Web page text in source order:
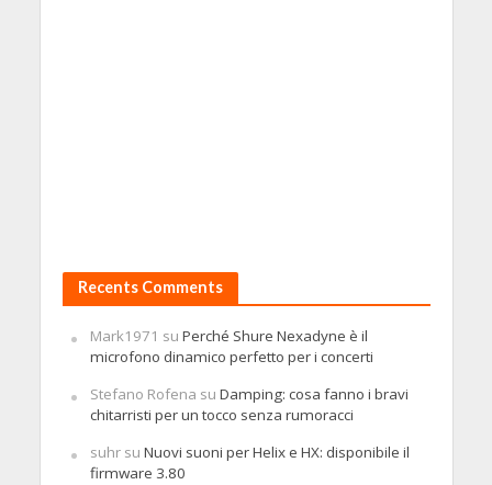
Recents Comments
Mark1971 su Perché Shure Nexadyne è il
microfono dinamico perfetto per i concerti
Stefano Rofena su Damping: cosa fanno i bravi
chitarristi per un tocco senza rumoracci
suhrsu Nuovi suoni per Helix e HX: disponibile il
firmware 3.80